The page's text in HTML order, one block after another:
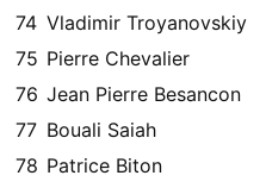
74 Vladimir Troyanovskiy
75 Pierre Chevalier
76 Jean Pierre Besancon
77 Bouali Saiah
78 Patrice Biton